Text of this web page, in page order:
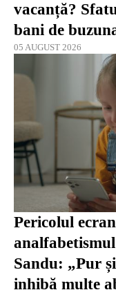
vacanță?
bani de
05 AUGUST 2026
Pericolul
Sandu: „Pur
inhibă multe